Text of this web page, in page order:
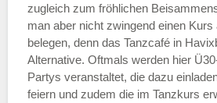
zugleich zum fröhlichen
man aber nicht zwingend einen Kurs
belegen, denn das Tanzcafé in
Alternative. Oftmals werden hier
Partys veranstaltet, die dazu
feiern und zudem die im Tanzkurs